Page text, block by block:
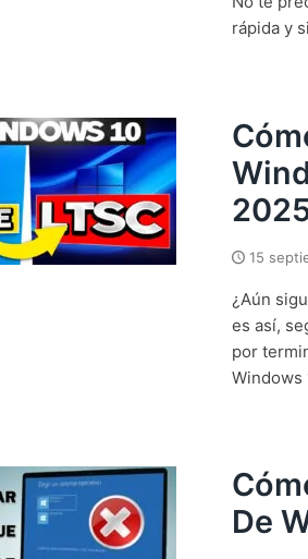
rápida y
15
¿Aún
es así,
por
Windows
De